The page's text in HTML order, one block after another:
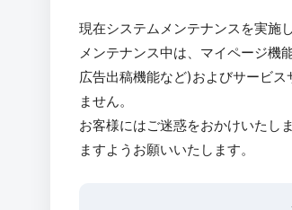
現在システムメンテナンスを実施
メンテナンス中は、マイページ機
広告出稿機能など)およびサービ
ません。
お客様にはご迷惑をおかけいたし
ますようお願いいたします。